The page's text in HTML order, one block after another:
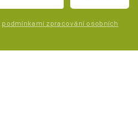
podmínkami zpracování osobních